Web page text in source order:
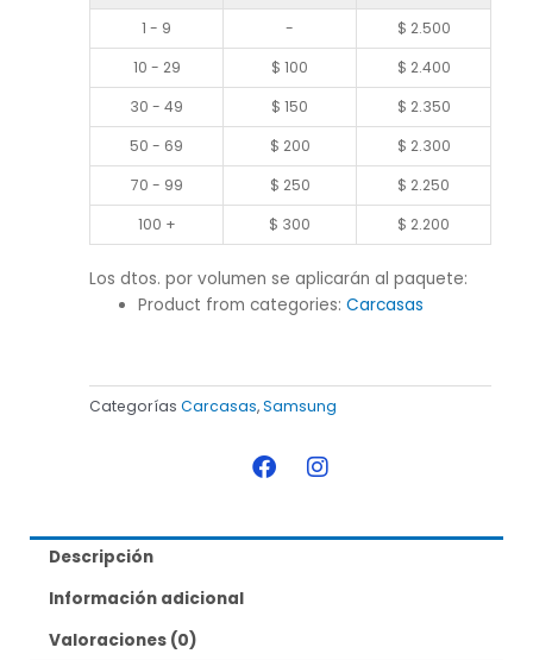
1 - 9
- $ 2.500
10 - 29
$ 100 $ 2.400
30 - 49
$ 150 $ 2.350
50 - 69
$ 200 $ 2.300
70 - 99
$ 250 $ 2.250
100 +
$ 300 $ 2.200
Los dtos. por volumen se aplicarán al paquete:
Product from categories:Carcasas
Categorías Carcasas,Samsung
F
a
b
I
n
a
Descripción
Información adicional
Valoraciones (0)